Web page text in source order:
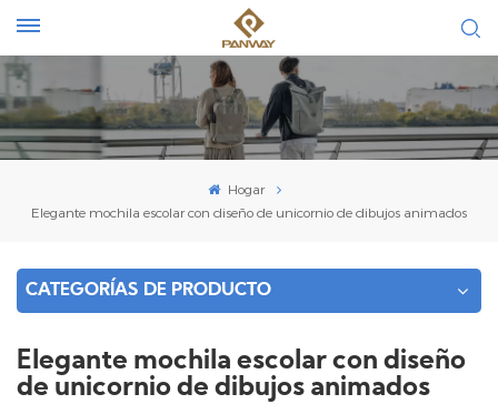
Hogar
Elegante mochila escolar con diseño de unicornio de dibujos animados
CATEGORÍAS DE PRODUCTO
Elegante mochila escolar con diseño
de unicornio de dibujos animados